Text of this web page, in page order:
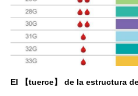
El 【tuerce】 de la estructura